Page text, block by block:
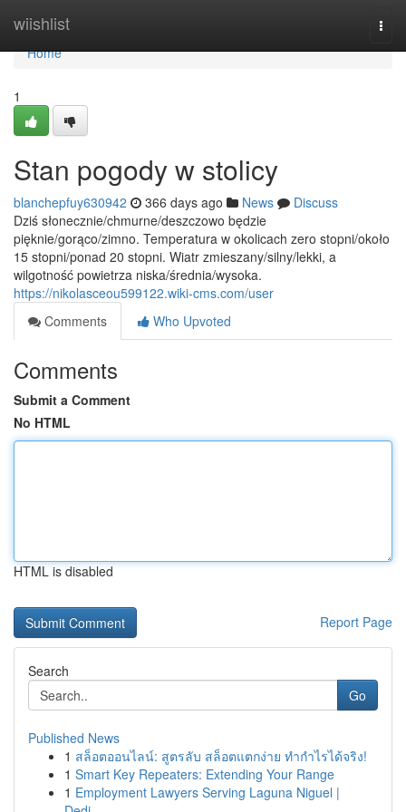
wiishlist
Home
Home
1
Stan pogody w stolicy
blanchepfuy630942 366 days ago News
Discuss
Dziś słonecznie/chmurne/deszczowo będzie
pięknie/gorąco/zimno. Temperatura w okolicach zero stopni/około
15 stopni/ponad 20 stopni. Wiatr zmieszany/silny/lekki, a
wilgotność powietrza niska/średnia/wysoka.
https://nikolasceou599122.wiki-cms.com/user
Comments
Who Upvoted
Comments
Submit a Comment
No HTML
HTML is disabled
Report Page
Search
Go
Published News
1 สล็อตออนไลน์: สูตรลับ สล็อตแตกง่าย ทำกำไรได้จริง!
1 Smart Key Repeaters: Extending Your Range
1 Employment Lawyers Serving Laguna Niguel |